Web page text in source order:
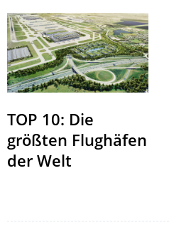
TOP 10: Die
größten Flughäfen
der Welt